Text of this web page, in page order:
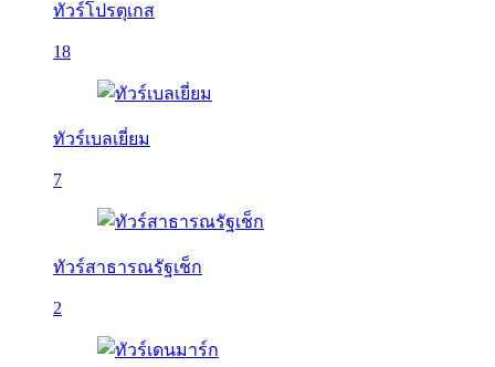
ทัวร์โปรตุเกส
18
ทัวร์เบลเยี่ยม
7
ทัวร์สาธารณรัฐเช็ก
2